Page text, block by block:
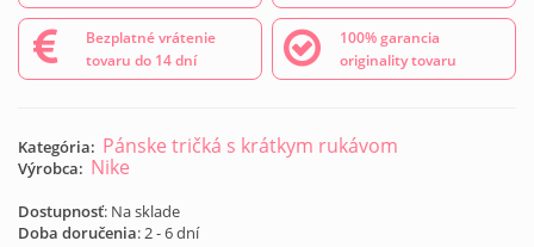
Bezplatné vrátenie
tovaru do 14 dní
100% garancia
originality tovaru
Kategória: Pánske tričká s krátkym rukávom
Výrobca: Nike
Dostupnosť: Na sklade
Doba doručenia: 2 - 6 dní